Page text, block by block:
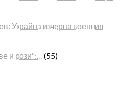
Украйна изчерпа военния
и рози“:… (55)